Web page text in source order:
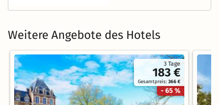
Weitere Angebote des Hotels
3 Tage
183 €
Gesamtpreis:366 €
- 65 %